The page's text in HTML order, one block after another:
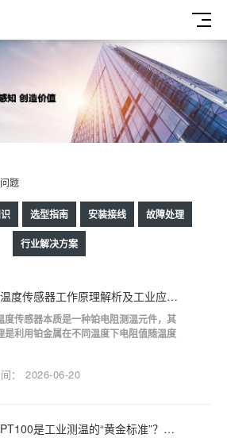
题
选型指南 安装接线 故障处理
行业解决方案
PT100温度传感器工作原理解析及工业应用场景说明
度传感器本质是一种铂电阻测温元件，其
是利用铂金属在不同温度下电阻值随温度
控制中，PT100属于最常见的标准温度传
： 2026-06-20
为什么PT100是工业测温的“黄金标准”？深度解析其核心优势